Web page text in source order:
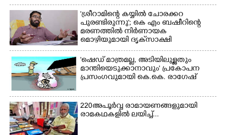
'ശ്രീറാമിന്റെ കയ്യിൽ ചോരക്കറ
പുരണ്ടിരുന്നു'; കെ എം ബഷീറിന്റെ
മരണത്തിൽ നിർണായക
മൊഴിയുമായി ദൃക്‌സാക്ഷി
'ഷെഡ് മാത്രമല്ല, അടിയിലുള്ളതും
മാന്തിയെടുക്കാനാവും' പ്രകോപന
പ്രസംഗവുമായി കെ.കെ. രാഗേഷ്
220 അപൂർവ്വ രാമായണങ്ങളുമായി
രാമകഥകളിൽ ലയിച്ച്...